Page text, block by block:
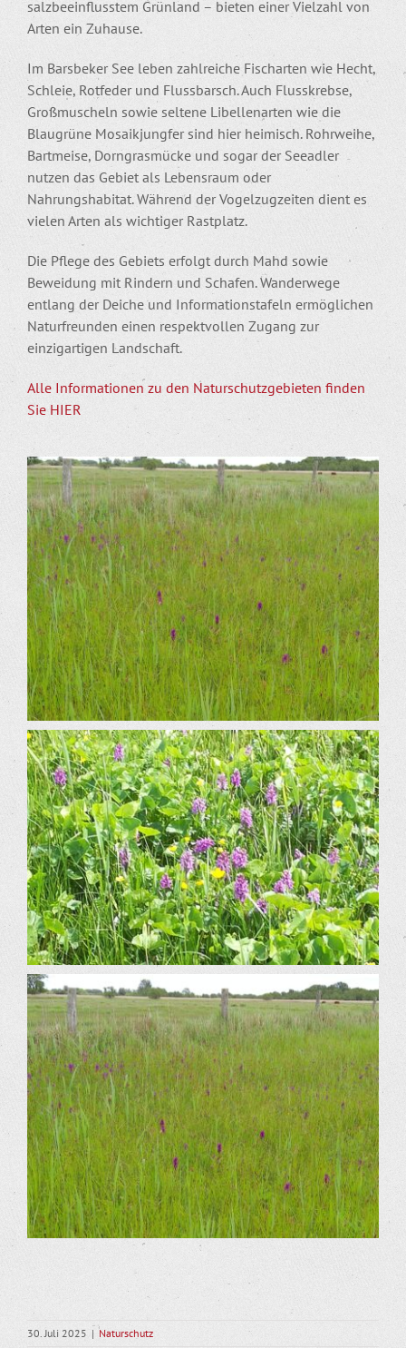
salzbeeinflusstem Grünland – bieten einer Vielzahl von
Arten ein Zuhause.
Im Barsbeker See leben zahlreiche Fischarten wie Hecht,
Schleie, Rotfeder und Flussbarsch. Auch Flusskrebse,
Großmuscheln sowie seltene Libellenarten wie die
Blaugrüne Mosaikjungfer sind hier heimisch. Rohrweihe,
Bartmeise, Dorngrasmücke und sogar der Seeadler
nutzen das Gebiet als Lebensraum oder
Nahrungshabitat. Während der Vogelzugzeiten dient es
vielen Arten als wichtiger Rastplatz.
Die Pflege des Gebiets erfolgt durch Mahd sowie
Beweidung mit Rindern und Schafen. Wanderwege
entlang der Deiche und Informationstafeln ermöglichen
Naturfreunden einen respektvollen Zugang zur
einzigartigen Landschaft.
Alle Informationen zu den Naturschutzgebieten finden
Sie HIER
30. Juli 2025 | Naturschutz